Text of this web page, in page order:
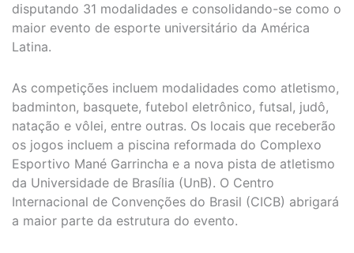
disputando 31 modalidades e consolidando-se como o
maior evento de esporte universitário da América
Latina.
As competições incluem modalidades como atletismo,
badminton, basquete, futebol eletrônico, futsal, judô,
natação e vôlei, entre outras. Os locais que receberão
os jogos incluem a piscina reformada do Complexo
Esportivo Mané Garrincha e a nova pista de atletismo
da Universidade de Brasília (UnB). O Centro
Internacional de Convenções do Brasil (CICB) abrigará
a maior parte da estrutura do evento.